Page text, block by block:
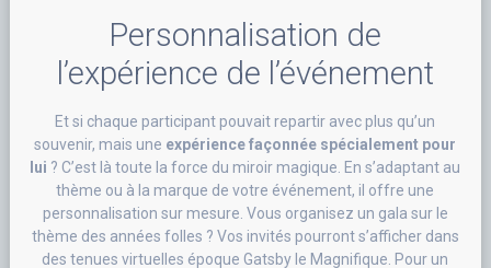
Personnalisation de
l’expérience de l’événement
Et si chaque participant pouvait repartir avec plus qu’un
souvenir, mais une expérience façonnée spécialement pour
lui ? C’est là toute la force du miroir magique. En s’adaptant au
thème ou à la marque de votre événement, il offre une
personnalisation sur mesure. Vous organisez un gala sur le
thème des années folles ? Vos invités pourront s’afficher dans
des tenues virtuelles époque Gatsby le Magnifique. Pour un